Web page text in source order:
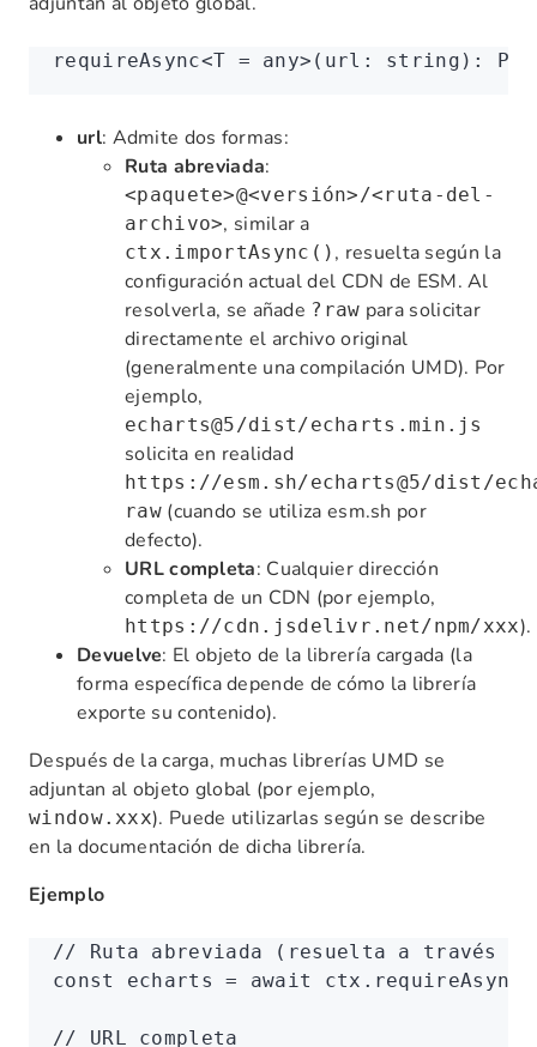
requireAsync<T = any>(url : string ) :
url: Admite dos formas:
Ruta abreviada:
<paquete>@<versión>/<ruta-del-
archivo>, similar a
ctx.importAsync() , resuelta según la
configuración actual del CDN de ESM. Al
resolverla, se añade ?raw para solicitar
directamente el archivo original
(generalmente una compilación UMD). Por
ejemplo,
echarts@5/dist/echarts.min.js
solicita en realidad
https://esm.sh/echarts@5/dist/
raw(cuando se utiliza esm.sh por
defecto).
URL completa: Cualquier dirección
completa de un CDN (por ejemplo,
https://cdn.jsdelivr.net/npm/xxx).
Devuelve: El objeto de la librería cargada (la
forma específica depende de cómo la librería
exporte su contenido).
Después de la carga, muchas librerías UMD se
adjuntan al objeto global (por ejemplo,
window.xxx). Puede utilizarlas según se describe
en la documentación de dicha librería.
Ejemplo
// Ruta abreviada (resuelta a través de
const
echarts = await ctx .requireAsync
// URL completa